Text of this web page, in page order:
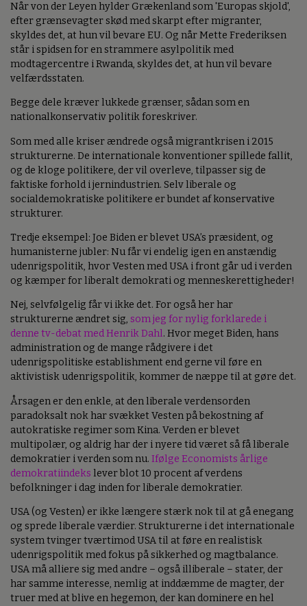
Når von der Leyen hylder Grækenland som 'Europas skjold',
efter grænsevagter skød med skarpt efter migranter,
skyldes det, at hun vil bevare EU. Og når Mette Frederiksen
står i spidsen for en strammere asylpolitik med
modtagercentre i Rwanda, skyldes det, at hun vil bevare
velfærdsstaten.
Begge dele kræver lukkede grænser, sådan som en
nationalkonservativ politik foreskriver.
Som med alle kriser ændrede også migrantkrisen i 2015
strukturerne. De internationale konventioner spillede fallit,
og de kloge politikere, der vil overleve, tilpasser sig de
faktiske forhold i jernindustrien. Selv liberale og
socialdemokratiske politikere er bundet af konservative
strukturer.
Tredje eksempel: Joe Biden er blevet USA’s præsident, og
humanisterne jubler: Nu får vi endelig igen en anstændig
udenrigspolitik, hvor Vesten med USA i front går ud i verden
og kæmper for liberalt demokrati og menneskerettigheder!
Nej, selvfølgelig får vi ikke det. For også her har
strukturerne ændret sig, som jeg for nylig forklarede i
denne tv-debat med Henrik Dahl. Hvor meget Biden, hans
administration og de mange rådgivere i det
udenrigspolitiske establishment end gerne vil føre en
aktivistisk udenrigspolitik, kommer de næppe til at gøre det.
Årsagen er den enkle, at den liberale verdensorden
paradoksalt nok har svækket Vesten på bekostning af
autokratiske regimer som Kina. Verden er blevet
multipolær, og aldrig har der i nyere tid været så få liberale
demokratier i verden som nu. Ifølge Economists årlige
demokratiindeks lever blot 10 procent af verdens
befolkninger i dag inden for liberale demokratier.
USA (og Vesten) er ikke længere stærk nok til at gå enegang
og sprede liberale værdier. Strukturerne i det internationale
system tvinger tværtimod USA til at føre en realistisk
udenrigspolitik med fokus på sikkerhed og magtbalance.
USA må alliere sig med andre – også illiberale – stater, der
har samme interesse, nemlig at inddæmme de magter, der
truer med at blive en hegemon, der kan dominere en hel